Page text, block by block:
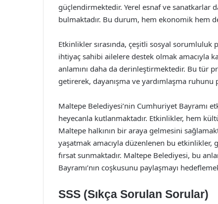
güçlendirmektedir. Yerel esnaf ve sanatkarlar
bulmaktadır. Bu durum, hem ekonomik hem
Etkinlikler sırasında, çeşitli sosyal
ihtiyaç sahibi ailelere destek olmak amacıyla
anlamını daha da derinleştirmektedir. Bu tür
getirerek, dayanışma ve yardımlaşma ruhunu
Maltepe Belediyesi’nin Cumhuriyet Bayramı
heyecanla kutlanmaktadır. Etkinlikler, hem
Maltepe halkının bir araya gelmesini
yaşatmak amacıyla düzenlenen bu
fırsat sunmaktadır. Maltepe Belediyesi, bu
Bayramı’nın coşkusunu paylaşmayı
SSS (Sıkça Sorulan Sorular)